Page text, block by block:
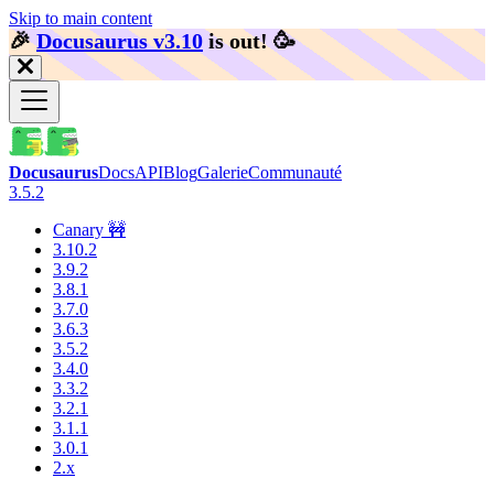
Skip to main content
🎉️Docusaurus v3.10 is out! 🥳️
DocusaurusDocsAPIBlogGalerieCommunauté
3.5.2
Canary 🚧
3.10.2
3.9.2
3.8.1
3.7.0
3.6.3
3.5.2
3.4.0
3.3.2
3.2.1
3.1.1
3.0.1
2.x